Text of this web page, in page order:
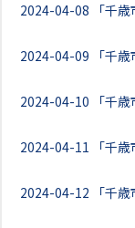
2024-04-08 「千
2024-04-09 「千
2024-04-10 「千
2024-04-11 「千
2024-04-12 「千